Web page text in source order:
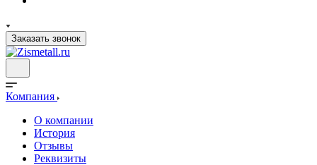
Заказать звонок
Компания
О компании
История
Отзывы
Реквизиты